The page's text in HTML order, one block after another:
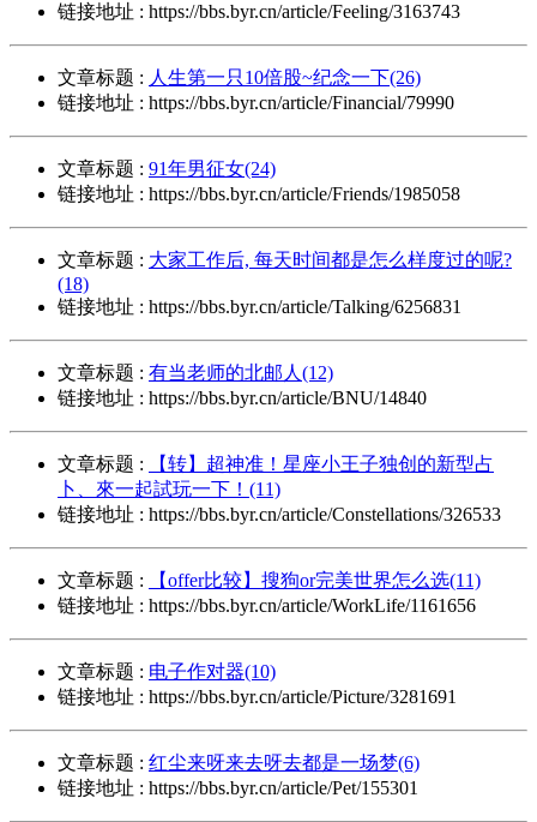
链接地址 : https://bbs.byr.cn/article/Feeling/3163743
文章标题 : 人生第一只10倍股~纪念一下(26)
链接地址 : https://bbs.byr.cn/article/Financial/79990
文章标题 : 91年男征女(24)
链接地址 : https://bbs.byr.cn/article/Friends/1985058
文章标题 : 大家工作后, 每天时间都是怎么样度过的呢?
(18)
链接地址 : https://bbs.byr.cn/article/Talking/6256831
文章标题 : 有当老师的北邮人(12)
链接地址 : https://bbs.byr.cn/article/BNU/14840
文章标题 :
【转】超神准！星座小王子独创的新型占
卜、來一起試玩一下！(11)
链接地址 : https://bbs.byr.cn/article/Constellations/326533
文章标题 :
【offer比较】搜狗or完美世界怎么选(11)
链接地址 : https://bbs.byr.cn/article/WorkLife/1161656
文章标题 : 电子作对器(10)
链接地址 : https://bbs.byr.cn/article/Picture/3281691
文章标题 : 红尘来呀来去呀去都是一场梦(6)
链接地址 : https://bbs.byr.cn/article/Pet/155301